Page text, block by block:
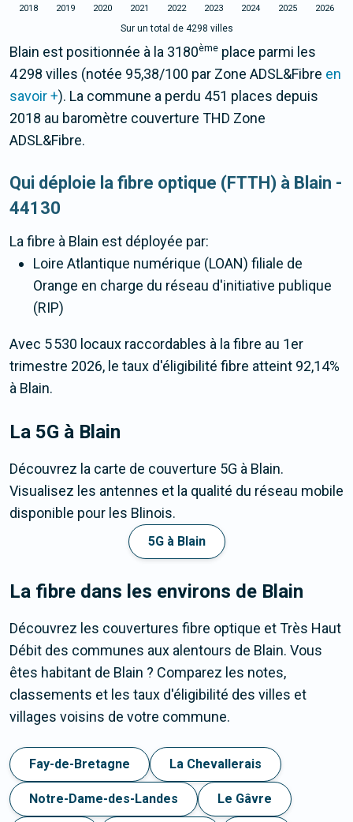
2018 2019 2020 2021 2022 2023 2024 2025 2026
Sur un total de 4298 villes
Blain est positionnée à la 3180ème place parmi les
4 298 villes (notée 95,38/100 par Zone ADSL&Fibre en
savoir +). La commune a perdu 451 places depuis
2018 au baromètre couverture THD Zone
ADSL&Fibre.
Qui déploie la fibre optique (FTTH) à Blain -
44130
La fibre à Blain est déployée par:
Loire Atlantique numérique (LOAN) filiale de
Orange en charge du réseau d'initiative publique
(RIP)
Avec 5 530 locaux raccordables à la fibre au 1er
trimestre 2026, le taux d'éligibilité fibre atteint 92,14%
à Blain.
La 5G à Blain
Découvrez la carte de couverture 5G à Blain.
Visualisez les antennes et la qualité du réseau mobile
disponible pour les Blinois.
5G à Blain
La fibre dans les environs de Blain
Découvrez les couvertures fibre optique et Très Haut
Débit des communes aux alentours de Blain. Vous
êtes habitant de Blain ? Comparez les notes,
classements et les taux d'éligibilité des villes et
villages voisins de votre commune.
Fay-de-Bretagne La Chevallerais
Notre-Dame-des-Landes Le Gâvre